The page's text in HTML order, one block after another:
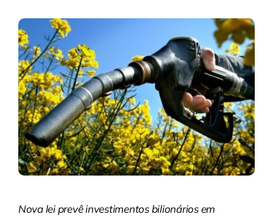
Nova lei prevê investimentos bilionários em